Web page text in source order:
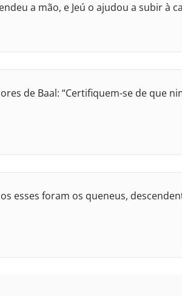
a mão, e Jeú o ajudou a subir à
de Baal: “Certifiquem-se de que
esses foram os queneus,